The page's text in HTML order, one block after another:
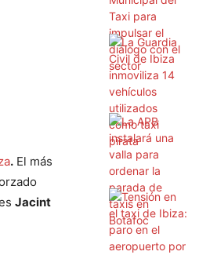
. El más
Jacint